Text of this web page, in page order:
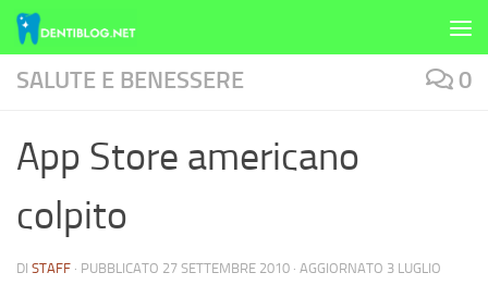
Skip to content
SALUTE E BENESSERE 0
App Store americano
colpito
DI STAFF · PUBBLICATO 27 SETTEMBRE 2010 · AGGIORNATO 3 LUGLIO